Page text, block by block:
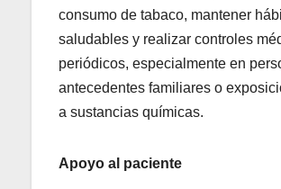
consumo de tabaco, mantener
saludables y realizar controles
periódicos, especialmente en
antecedentes familiares o
a sustancias químicas.
Apoyo al paciente